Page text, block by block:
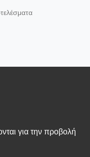
για την προβολή